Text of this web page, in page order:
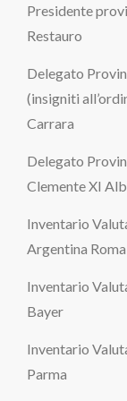
Presidente
Restauro
Delegato
(insigniti
Carrara
Delegato
Clemente XI
Inventario
Argentina Roma
Inventario
Bayer
Inventario
Parma